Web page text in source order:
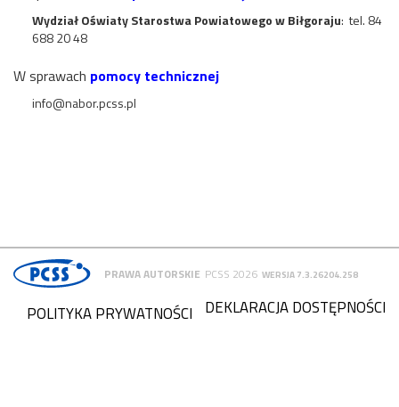
Wydział Oświaty Starostwa Powiatowego w Biłgoraju: tel. 84
688 20 48
W sprawach pomocy technicznej
info@nabor.pcss.pl
PRAWA AUTORSKIE PCSS 2026 WERSJA 7.3.26204.258
DEKLARACJA DOSTĘPNOŚCI
POLITYKA PRYWATNOŚCI